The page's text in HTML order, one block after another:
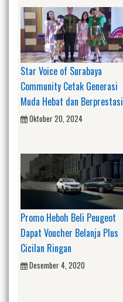
Star Voice of Surabaya
Community Cetak Generasi
Muda Hebat dan Berprestasi
Oktober 20, 2024
Promo Heboh Beli Peugeot
Dapat Voucher Belanja Plus
Cicilan Ringan
Desember 4, 2020